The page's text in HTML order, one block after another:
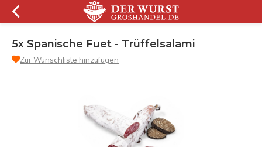
5x Spanische Fuet - Trüffelsalami
Zur Wunschliste hinzufügen